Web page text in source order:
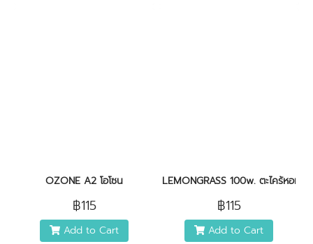
OZONE A2 โอโซน
฿115
Add to Cart
LEMONGRASS 100w. ตะไคร้หอม
฿115
Add to Cart